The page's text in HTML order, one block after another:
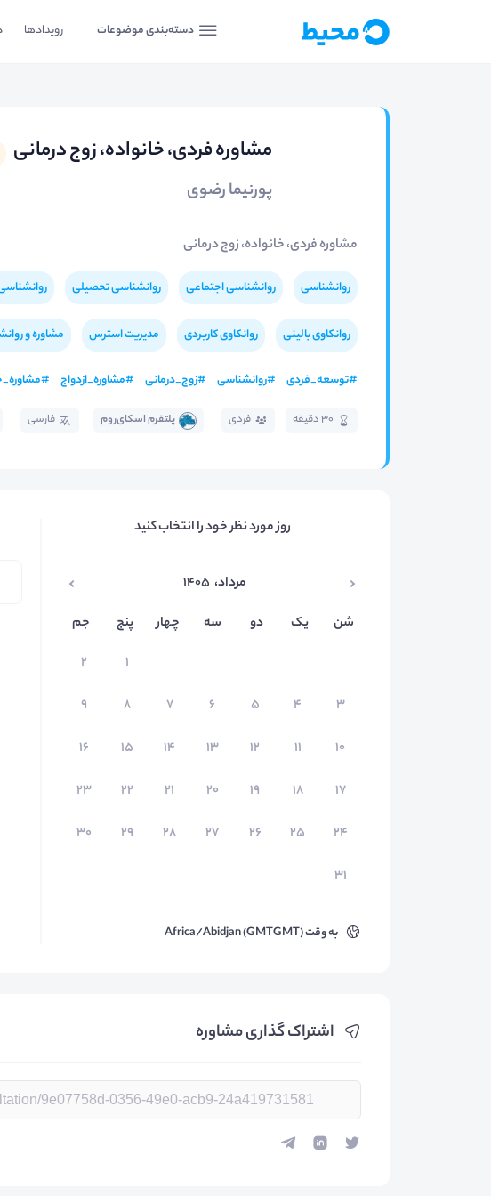
دسته‌بندی موضوعات رویدادها
مشاوره فردی، خانواده، زوج درمانی
پورنیما رضوی
مشاوره فردی، خانواده‌، زوج درمانی
روانشناسی روانشناسی اجتماعی روانشناسی تحصیلی
روانکاوی بالینی روانکاوی کاربردی مدیریت استرس مشاوره و
#توسعه_فردی #روانشناسی #زوج_درمانی #مشاوره_ازدواج #
30 دقیقه فردی پلتفرم اسکای‌روم فارسی
روز مورد نظر خود را انتخاب کنید
مرداد، ۱۴۰۵
شن
یک دو سه چهار پنج
جم
۱
۲
۳
۴ ۵ ۶ ۷ ۸
۹
۱۰
۱۱ ۱۲ ۱۳ ۱۴ ۱۵
۱۶
۱۷
۱۸ ۱۹ ۲۰ ۲۱ ۲۲
۲۳
۲۴
۲۵ ۲۶ ۲۷ ۲۸ ۲۹
۳۰
۳۱
به وقتAfrica/Abidjan (GMTGMT)
اشتراک گذاری مشاوره